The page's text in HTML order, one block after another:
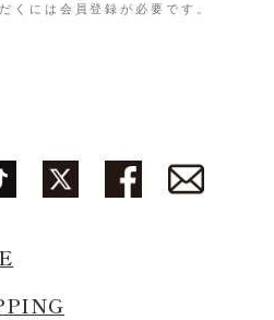
くには会員登録が必要です。